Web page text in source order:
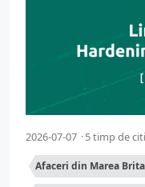
2026-07-07 5 timp de
Afaceri din Marea